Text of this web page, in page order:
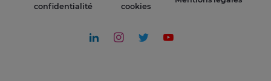
confidentialité
cookies